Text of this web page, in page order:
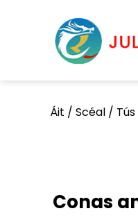
Áit / Scéal /
Conas